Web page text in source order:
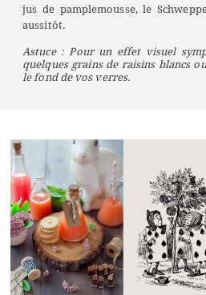
jus de pamplemousse, le
aussitôt.
Astuce : Pour un effet visuel
quelques grains de raisins blancs
le fond de vos verres.